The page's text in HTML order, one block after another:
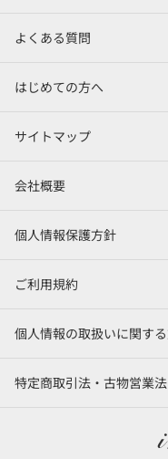
よくある質問
はじめての方へ
サイトマップ
会社概要
個人情報保護方針
ご利用規約
個人情報の取扱いに関す
特定商取引法・古物営業